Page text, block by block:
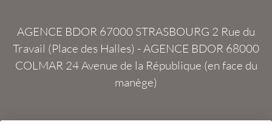
AGENCE BDOR 67000 STRASBOURG 2 Rue du
Travail (Place des Halles) -AGENCE BDOR 68000
COLMAR24 Avenue de la République (en face du
manège)